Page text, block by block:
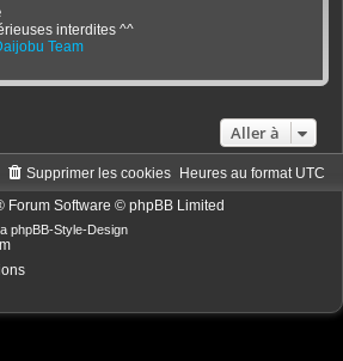
interdites ^^
Team
Aller à
Heures au format UTC
Supprimer les cookies
Forum Software © phpBB Limited
phpBB-Style-Design